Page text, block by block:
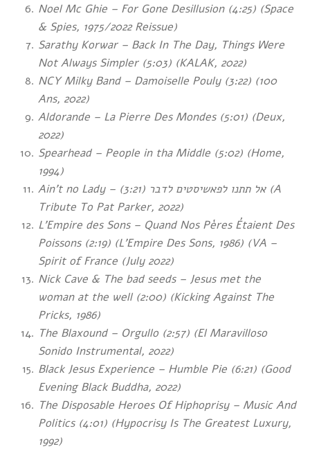
Noel Mc Ghie – For Gone Desillusion (4:25) (Space
& Spies, 1975/2022 Reissue)
Sarathy Korwar – Back In The Day, Things Were
Not Always Simpler (5:03) (KALAK, 2022)
NCY Milky Band – Damoiselle Pouly (3:22) (100
Ans, 2022)
Aldorande – La Pierre Des Mondes (5:01) (Deux,
2022)
Spearhead – People in tha Middle (5:02) (Home,
1994)
Ain’t no Lady –
אל תתנו לפאשיסטים לדבר
(3:21) (A
Tribute To Pat Parker, 2022)
L’Empire des Sons – Quand Nos Pères Étaient Des
Poissons (2:19) (L’Empire Des Sons, 1986) (VA –
Spirit of France (July 2022)
Nick Cave & The bad seeds – Jesus met the
woman at the well (2:00) (Kicking Against The
Pricks, 1986)
The Blaxound – Orgullo (2:57) (El Maravilloso
Sonido Instrumental, 2022)
Black Jesus Experience – Humble Pie (6:21) (Good
Evening Black Buddha, 2022)
The Disposable Heroes Of Hiphoprisy – Music And
Politics (4:01) (Hypocrisy Is The Greatest Luxury,
1992)